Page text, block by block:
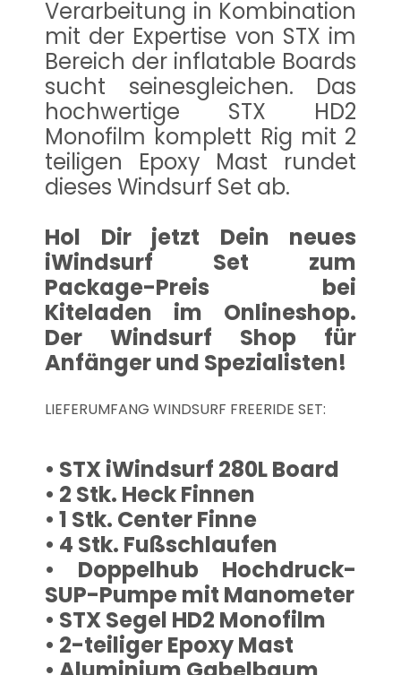
Verarbeitung in Kombination
mit der Expertise von STX im
Bereich der inflatable Boards
sucht seinesgleichen. Das
hochwertige STX HD2
Monofilm komplett Rig mit 2
teiligen Epoxy Mast rundet
dieses Windsurf Set ab.
Hol Dir jetzt Dein neues
iWindsurf Set zum
Package-Preis bei
Kiteladen im Onlineshop.
Der Windsurf Shop für
Anfänger und Spezialisten!
LIEFERUMFANG WINDSURF FREERIDE SET:
• STX iWindsurf 280L Board
• 2 Stk. Heck Finnen
• 1 Stk. Center Finne
• 4 Stk. Fußschlaufen
• Doppelhub Hochdruck-
SUP-Pumpe mit Manometer
• STX Segel HD2 Monofilm
• 2-teiliger Epoxy Mast